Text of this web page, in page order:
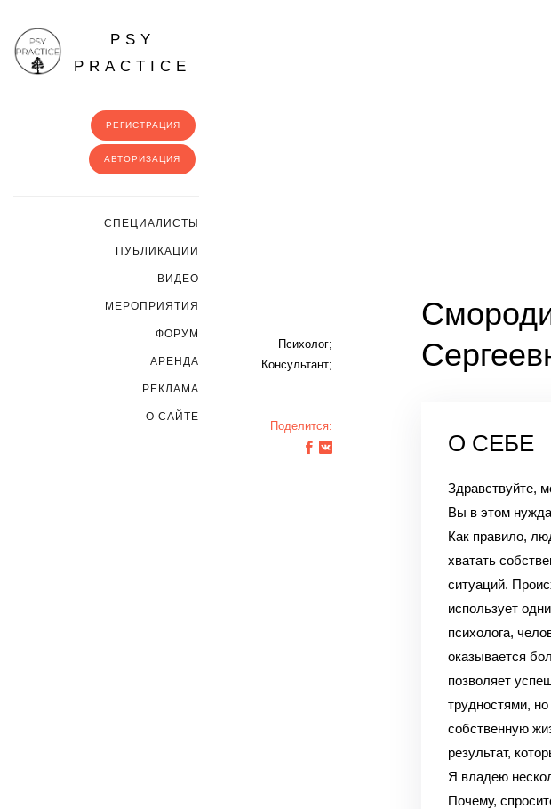
PSY
PRACTICE
РЕГИСТРАЦИЯ
АВТОРИЗАЦИЯ
CПЕЦИАЛИСТЫ
ПУБЛИКАЦИИ
ВИДЕО
МЕРОПРИЯТИЯ
ФОРУМ
АРЕНДА
РЕКЛАМА
О САЙТЕ
Психолог;
Консультант;
Поделится:
О СЕБЕ
Здравствуйте,
Вы в этом
Как правило,
хватать
ситуаций.
использует
психолога,
оказывается
позволяет
трудностями,
собственную
результат,
Я владею
Почему,